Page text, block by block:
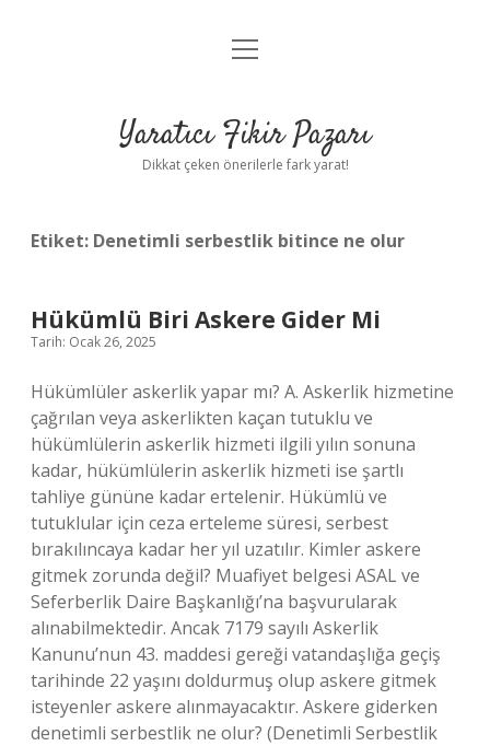
Anasayfa
Yasal Uyarı
menüyü
Yaratıcı Fikir Pazarı
Dikkat çeken önerilerle fark yarat!
Etiket: Denetimli serbestlik bitince ne olur
Hükümlü Biri Askere Gider Mi
Tarih: Ocak 26, 2025
Hükümlüler askerlik yapar mı? A. Askerlik hizmetine
çağrılan veya askerlikten kaçan tutuklu ve
hükümlülerin askerlik hizmeti ilgili yılın sonuna
kadar, hükümlülerin askerlik hizmeti ise şartlı
tahliye gününe kadar ertelenir. Hükümlü ve
tutuklular için ceza erteleme süresi, serbest
bırakılıncaya kadar her yıl uzatılır. Kimler askere
gitmek zorunda değil? Muafiyet belgesi ASAL ve
Seferberlik Daire Başkanlığı’na başvurularak
alınabilmektedir. Ancak 7179 sayılı Askerlik
Kanunu’nun 43. maddesi gereği vatandaşlığa geçiş
tarihinde 22 yaşını doldurmuş olup askere gitmek
isteyenler askere alınmayacaktır. Askere giderken
denetimli serbestlik ne olur? (Denetimli Serbestlik